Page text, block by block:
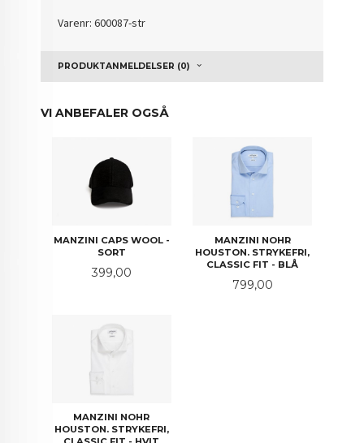
Varenr: 600087-str
PRODUKTANMELDELSER (0)
VI ANBEFALER OGSÅ
MANZINI CAPS WOOL -
SORT
Pris
399,00
MANZINI NOHR
HOUSTON. STRYKEFRI,
CLASSIC FIT - BLÅ
Pris
799,00
MANZINI NOHR
HOUSTON. STRYKEFRI,